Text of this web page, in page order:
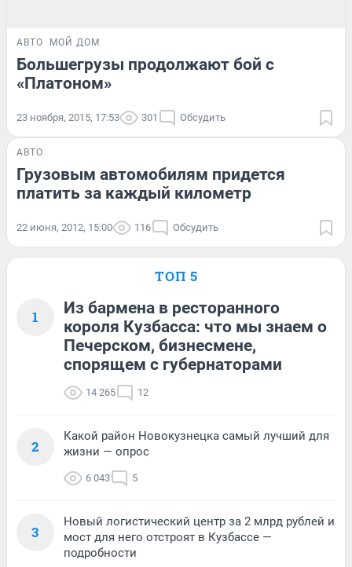
АВТО МОЙ ДОМ
Большегрузы продолжают бой с
«Платоном»
23 ноября, 2015, 17:53 301 Обсудить
АВТО
Грузовым автомобилям придется
платить за каждый километр
22 июня, 2012, 15:00 116 Обсудить
ТОП 5
1
Из бармена в ресторанного
короля Кузбасса: что мы знаем о
Печерском, бизнесмене,
спорящем с губернаторами
14 265 12
2
Какой район Новокузнецка самый лучший для
жизни — опрос
6 043 5
3
Новый логистический центр за 2 млрд рублей и
мост для него отстроят в Кузбассе —
подробности